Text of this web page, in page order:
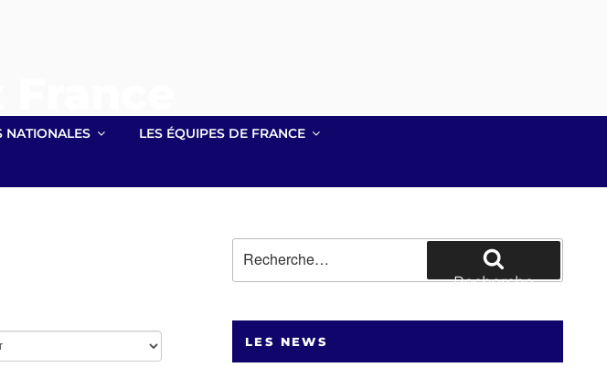
Française Handisport
NATIONALES LES ÉQUIPES DE FRANCE
pour
:
Recherche
LES NEWS